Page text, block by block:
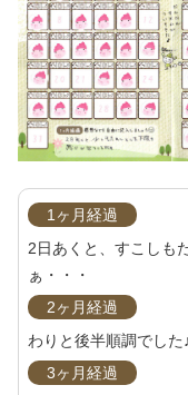
1ヶ月経過
2日あくと、すこしも
ぁ・・・
2ヶ月経過
わりと後半順調でした
3ヶ月経過